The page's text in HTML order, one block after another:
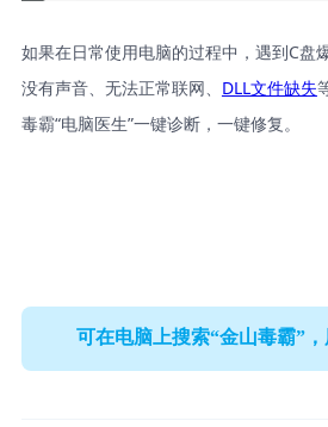
如果在日常使用电脑的过程中，遇到C盘
没有声音、无法正常联网、 DLL文件缺失
毒霸“电脑医生”一键诊断，一键修复。
可在电脑上搜索“金山毒霸”